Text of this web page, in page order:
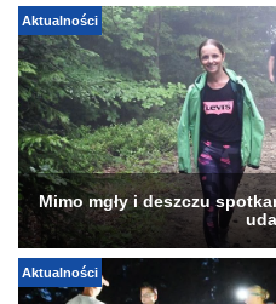
Aktualności
Mimo mgły i deszczu
Aktualności